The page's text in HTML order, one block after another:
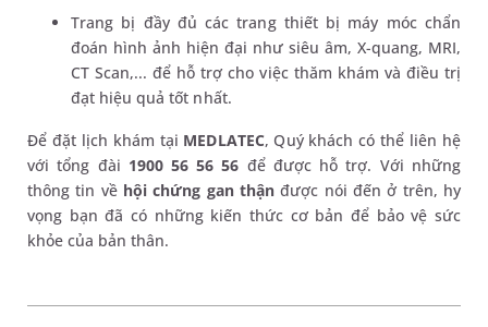
Trang bị đầy đủ các trang thiết bị máy móc chẩn
đoán hình ảnh hiện đại như siêu âm, X-quang, MRI,
CT Scan,... để hỗ trợ cho việc thăm khám và điều trị
đạt hiệu quả tốt nhất.
Để đặt lịch khám tại MEDLATEC, Quý khách có thể liên hệ
với tổng đài 1900 56 56 56 để được hỗ trợ. Với những
thông tin về hội chứng gan thận được nói đến ở trên, hy
vọng bạn đã có những kiến thức cơ bản để bảo vệ sức
khỏe của bản thân.